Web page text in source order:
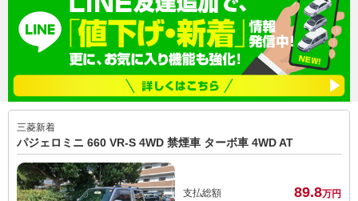
三菱新着
パジェロミニ 660 VR-S 4WD 禁煙車 ターボ車 4WD AT
支払総額 89.8万円